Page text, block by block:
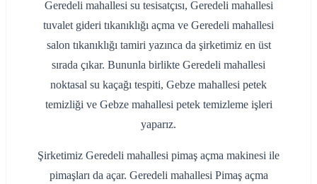
Geredeli mahallesi su tesisatçısı, Geredeli mahallesi
tuvalet gideri tıkanıklığı açma ve Geredeli mahallesi
salon tıkanıklığı tamiri yazınca da şirketimiz en üst
sırada çıkar. Bununla birlikte Geredeli mahallesi
noktasal su kaçağı tespiti, Gebze mahallesi petek
temizliği ve Gebze mahallesi petek temizleme işleri
yaparız.
Şirketimiz Geredeli mahallesi pimaş açma makinesi ile
pimaşları da açar. Geredeli mahallesi Pimaş açma